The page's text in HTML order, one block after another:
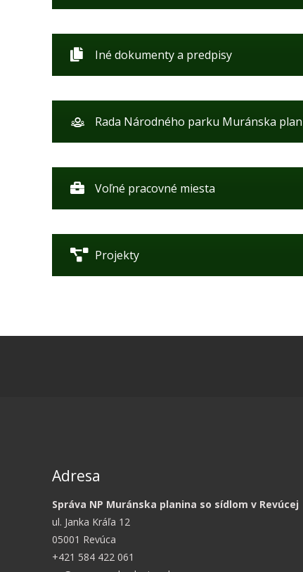
Iné dokumenty a predpisy
Rada Národného parku Muránska
Voľné pracovné miesta
Projekty
Adresa
Správa NP Muránska planina so sídlom v Revúcej
ul. Janka Kráľa 12
05001 Revúca
+421 584 422 061